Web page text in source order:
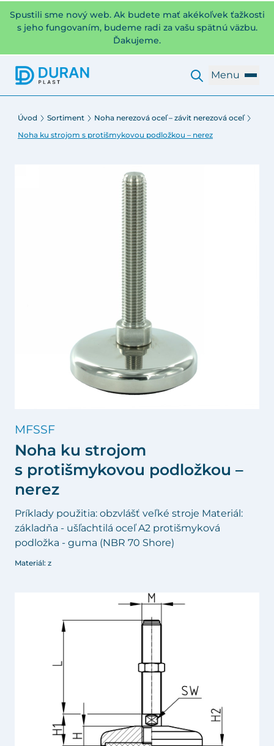
Spustili sme nový web. Ak budete mať akékoľvek ťažkosti
s jeho fungovaním, budeme radi za vašu spätnú väzbu.
Ďakujeme.
Menu
Úvod Sortiment
Noha nerezová oceľ – závit nerezová oceľ
Noha ku strojom s protišmykovou podložkou – nerez
MFSSF
Noha ku strojom
s protišmykovou podložkou –
nerez
Príklady použitia: obzvlášť veľké stroje Materiál:
základňa - ušľachtilá oceľ A2 protišmyková
podložka - guma (NBR 70 Shore)
Materiál: z